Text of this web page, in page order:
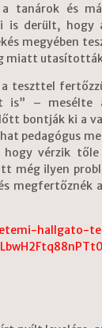
tanárok és
derült, hogy
megyében
miatt
teszttel
– mesélte
bontják ki a
pedagógus
vérzik tőle
még ilyen
hallgato-